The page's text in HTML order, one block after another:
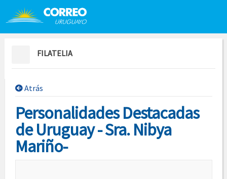
Saltar al contenido
FILATELIA
Atrás
Personalidades Destacadas
de Uruguay - Sra. Nibya
Mariño-